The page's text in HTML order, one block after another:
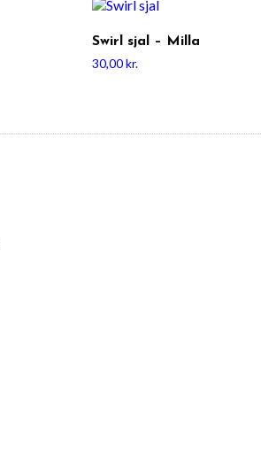
Swirl sjal – Milla
30,00kr.